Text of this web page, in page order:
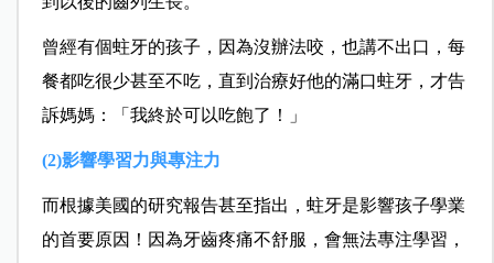
曾經有個蛀牙的孩子，因為沒辦法咬，也講不出口，每
餐都吃很少甚至不吃，直到治療好他的滿口蛀牙，才告
訴媽媽：「我終於可以吃飽了！」
(2)影響學習力與專注力
而根據美國的研究報告甚至指出，蛀牙是影響孩子學業
的首要原因！因為牙齒疼痛不舒服，會無法專注學習，